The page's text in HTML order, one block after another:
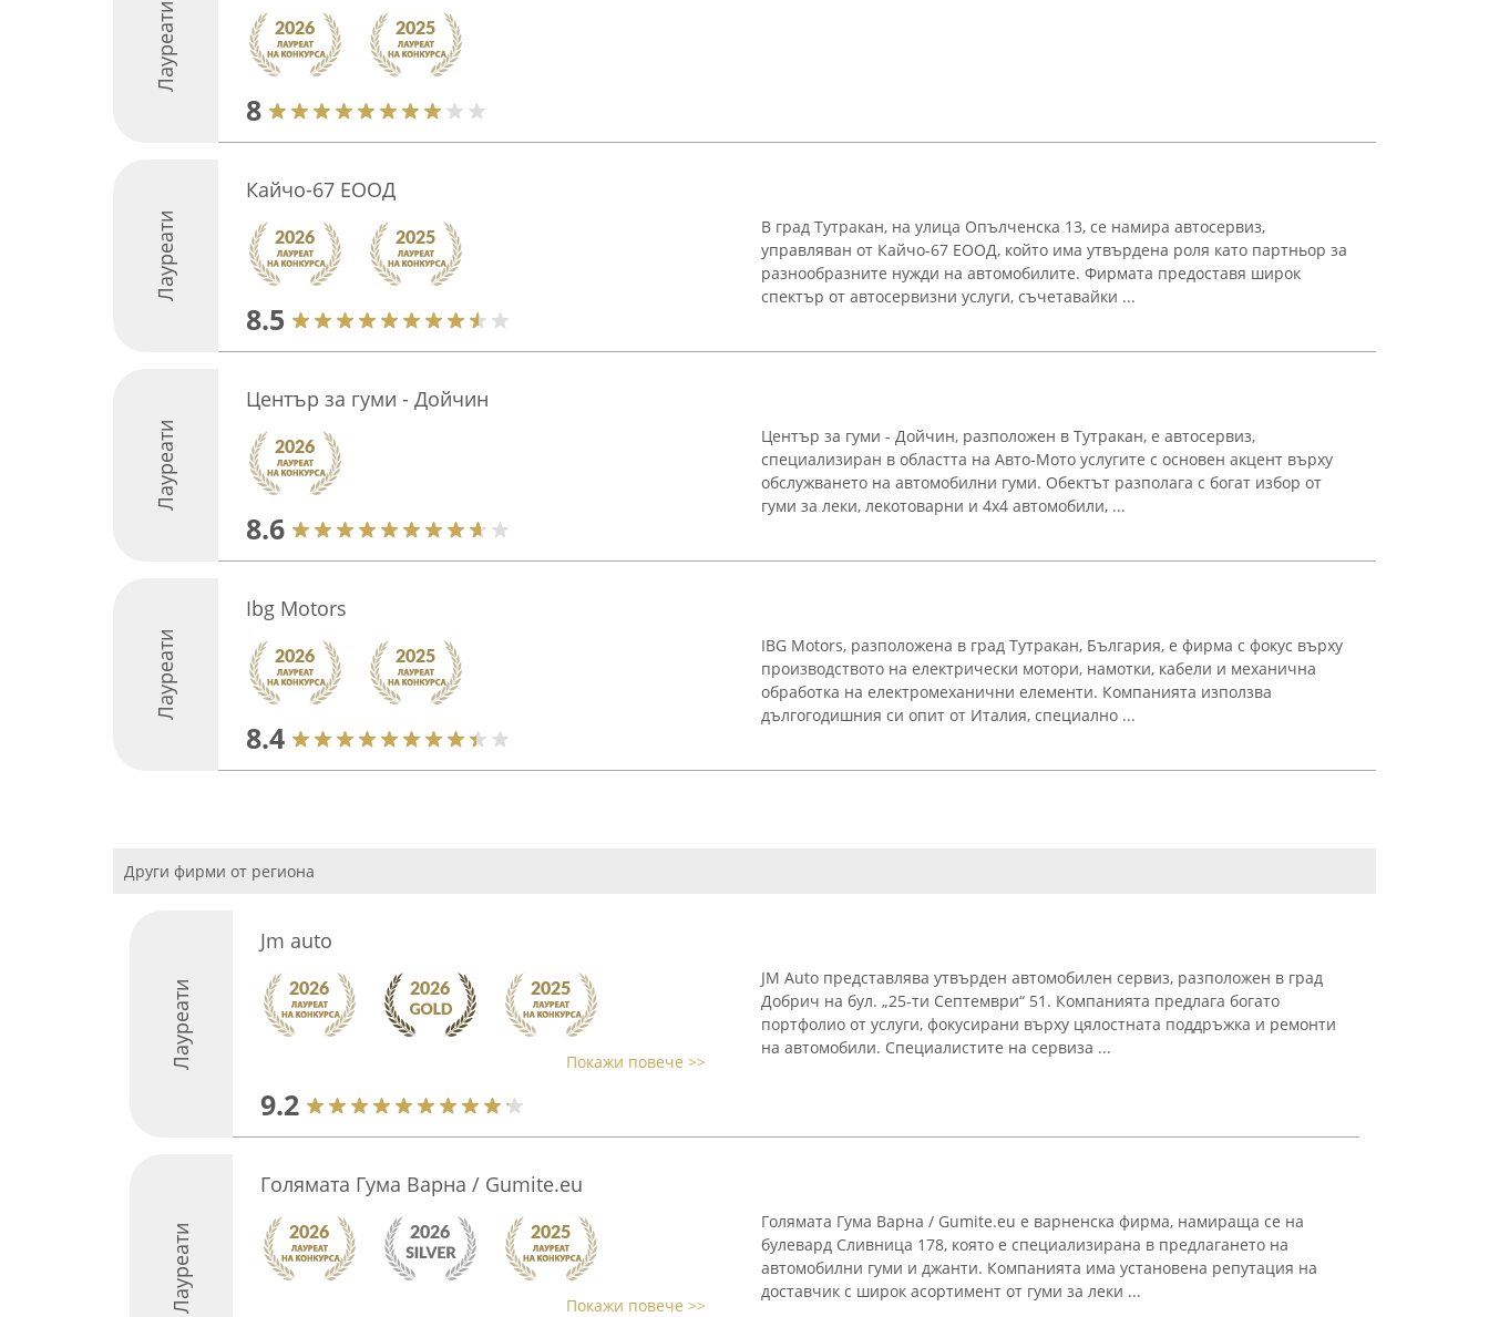
Лауреати
8
Лауреати
Кайчо-67 ЕООД
8.5
В град Тутракан, на улица Опълченска 13, се намира автосервиз,
управляван от Кайчо-67 ЕООД, който има утвърдена роля като партньор за
разнообразните нужди на автомобилите. Фирмата предоставя широк
спектър от автосервизни услуги, съчетавайки ...
Лауреати
Център за гуми - Дойчин
8.6
Център за гуми - Дойчин, разположен в Тутракан, е автосервиз,
специализиран в областта на Авто-Мото услугите с основен акцент върху
обслужването на автомобилни гуми. Обектът разполага с богат избор от
гуми за леки, лекотоварни и 4х4 автомобили, ...
Лауреати
Ibg Motors
8.4
IBG Motors, разположена в град Тутракан, България, е фирма с фокус върху
производството на електрически мотори, намотки, кабели и механична
обработка на електромеханични елементи. Компанията използва
дългогодишния си опит от Италия, специално ...
Други фирми от региона
Лауреати
Jm auto
Покажи повече >>
9.2
JM Auto представлява утвърден автомобилен сервиз, разположен в град
Добрич на бул. „25-ти Септември“ 51. Компанията предлага богато
портфолио от услуги, фокусирани върху цялостната поддръжка и ремонти
на автомобили. Специалистите на сервиза ...
Лауреати
Голямата Гума Варна / Gumite.eu
Покажи повече >>
Голямата Гума Варна / Gumite.eu е варненска фирма, намираща се на
булевард Сливница 178, която е специализирана в предлагането на
автомобилни гуми и джанти. Компанията има установена репутация на
доставчик с широк асортимент от гуми за леки ...